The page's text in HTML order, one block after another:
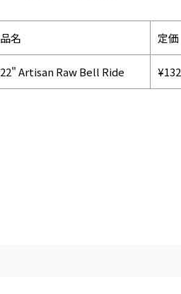
品名 定価
22" Artisan Raw Bell Ride